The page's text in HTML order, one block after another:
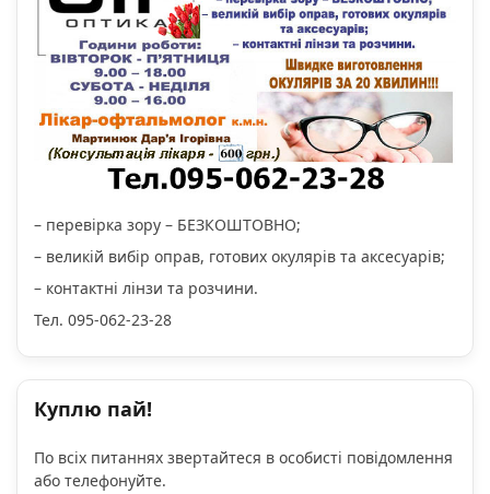
– перевірка зору – БЕЗКОШТОВНО;
– великій вибір оправ, готових окулярів та аксесуарів;
– контактні лінзи та розчини.
Тел. 095-062-23-28
Куплю пай!
По всіх питаннях звертайтеся в особисті повідомлення
або телефонуйте.